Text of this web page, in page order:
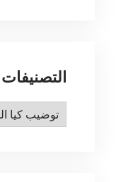
التصنيفات
التصنيفات